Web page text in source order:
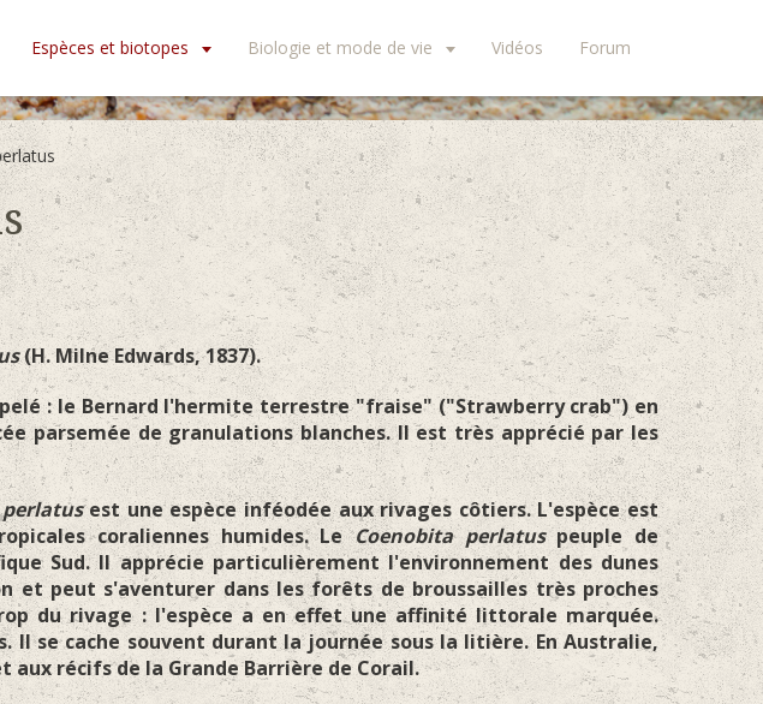
Espèces et biotopes Biologie et mode de vie Vidéos Forum
(H. Milne Edwards, 1837).
: le Bernard l'hermite terrestre "fraise" ("Strawberry crab") en
parsemée de granulations blanches. Il est très apprécié par les
est une espèce inféodée aux rivages côtiers. L'espèce est
coraliennes humides. LeCoenobita perlatuspeuple de
Sud. Il apprécie particulièrement l'environnement des dunes
et peut s'aventurer dans les forêts de broussailles très proches
du rivage : l'espèce a en effet une affinité littorale marquée.
Il se cache souvent durant la journée sous la litière. En Australie,
récifs de la Grande Barrière de Corail.